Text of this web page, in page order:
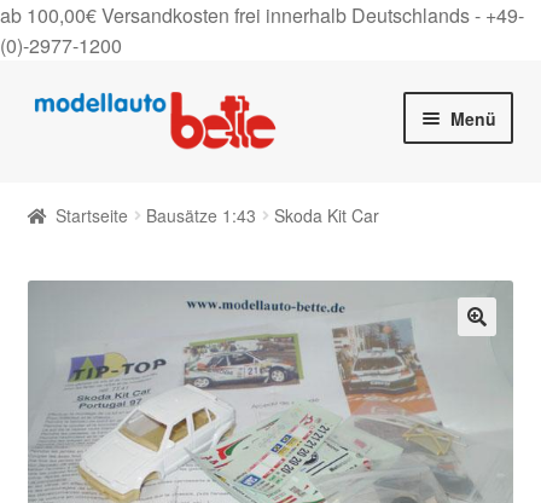
ab 100,00€ Versandkosten frei innerhalb Deutschlands - +49-
(0)-2977-1200
Zur
Zum
Menü
Über uns
On Tour
Startseite Bausätze 1:43 Skoda Kit Car